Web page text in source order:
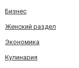
Бизнес
Женский раздел
Экономика
Кулинария